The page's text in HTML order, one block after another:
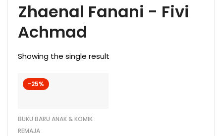
Zhaenal Fanani - Fivi
Achmad
Showing the single result
-25%
BUKU BARU ANAK & KOMIK
REMAJA